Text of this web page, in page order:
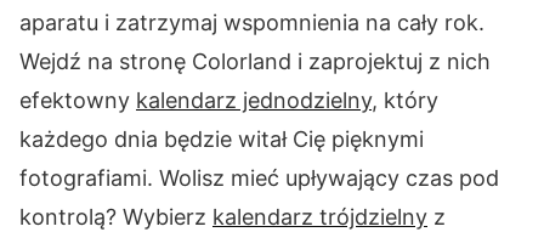
aparatu i zatrzymaj wspomnienia na cały rok.
Wejdź na stronę Colorland i zaprojektuj z nich
efektowny kalendarz jednodzielny, który
każdego dnia będzie witał Cię pięknymi
fotografiami. Wolisz mieć upływający czas pod
kontrolą? Wybierz kalendarz trójdzielny z